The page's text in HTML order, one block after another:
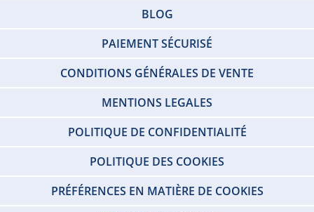
BLOG
PAIEMENT SÉCURISÉ
CONDITIONS GÉNÉRALES DE VENTE
MENTIONS LEGALES
POLITIQUE DE CONFIDENTIALITÉ
POLITIQUE DES COOKIES
PRÉFÉRENCES EN MATIÈRE DE COOKIES